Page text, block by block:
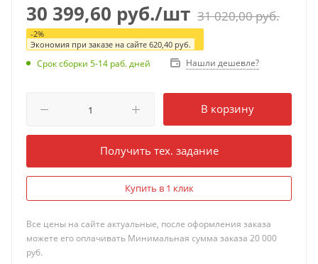
30 399,60 руб./шт 31 020,00руб.
-2%
Экономия при заказе на сайте 620,40 руб.
Срок сборки 5-14 раб. дней Нашли дешевле?
В корзину
Получить тех. задание
Купить в 1 клик
Все цены на сайте актуальные, после оформления заказа
можете его оплачивать Минимальная сумма заказа 20 000
руб.